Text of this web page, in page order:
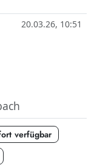
20.03.26, 10:51
verfügbar